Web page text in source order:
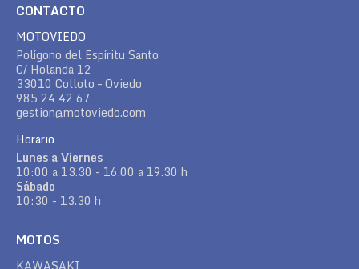
CONTACTO
MOTOVIEDO
Polígono del Espíritu Santo
C/ Holanda 12
33010 Colloto – Oviedo
985 24 42 67
gestion@motoviedo.com
Horario
Lunes a Viernes
10:00 a 13.30 - 16.00 a 19.30 h
Sábado
10:30 - 13.30 h
MOTOS